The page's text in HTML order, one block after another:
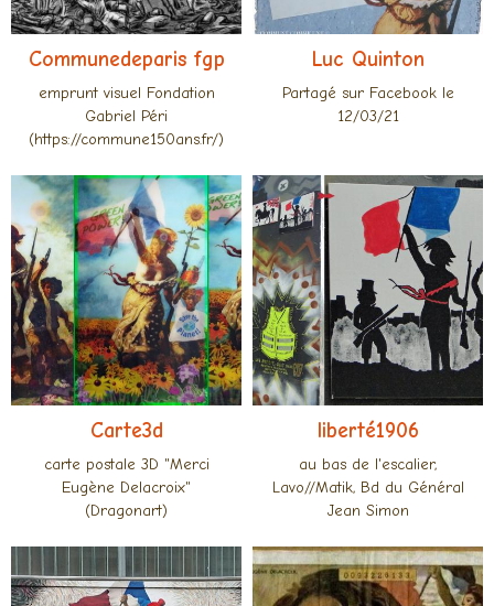
Communedeparis fgp
emprunt visuel Fondation
Gabriel Péri
(https://commune150ans.fr/)
Luc Quinton
Partagé sur Facebook le
12/03/21
Carte3d
carte postale 3D "Merci
Eugène Delacroix"
(Dragonart)
liberté1906
au bas de l'escalier,
Lavo//Matik, Bd du Général
Jean Simon